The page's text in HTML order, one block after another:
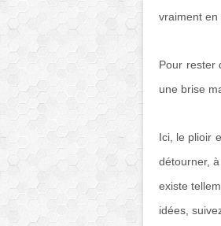
vraiment en
Pour rester
une brise
Ici, le plioir
détourner,
existe
idées,